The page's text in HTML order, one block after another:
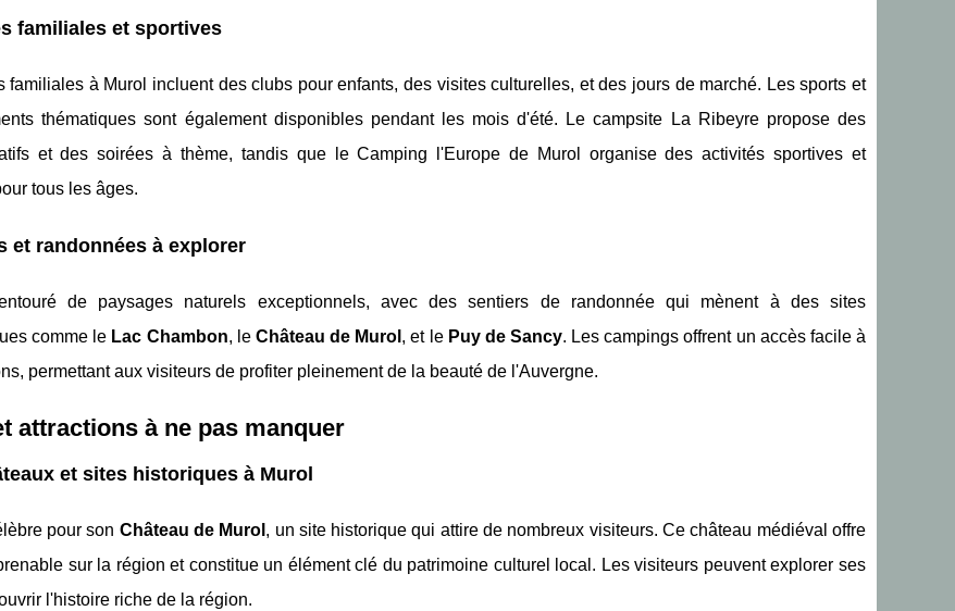
familiales et sportives
familiales à Murol incluent des clubs pour enfants, des visites culturelles, et des jours de marché. Les sports et
thématiques sont également disponibles pendant les mois d'été. Le campsite La Ribeyre propose des
et des soirées à thème, tandis que le Camping l'Europe de Murol organise des activités sportives et
tous les âges.
et randonnées à explorer
de paysages naturels exceptionnels, avec des sentiers de randonnée qui mènent à des sites
comme le Lac Chambon, le Château de Murol , et le Puy de Sancy. Les campings offrent un accès facile à
permettant aux visiteurs de profiter pleinement de la beauté de l'Auvergne.
attractions à ne pas manquer
et sites historiques à Murol
pour son Château de Murol , un site historique qui attire de nombreux visiteurs. Ce château médiéval offre
sur la région et constitue un élément clé du patrimoine culturel local. Les visiteurs peuvent explorer ses
l'histoire riche de la région.